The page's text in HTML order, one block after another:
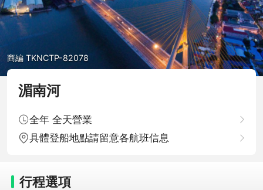
商編 TKNCTP-82078
湄南河
全年 全天營業
具體登船地點請留意各航班信息
行程選項